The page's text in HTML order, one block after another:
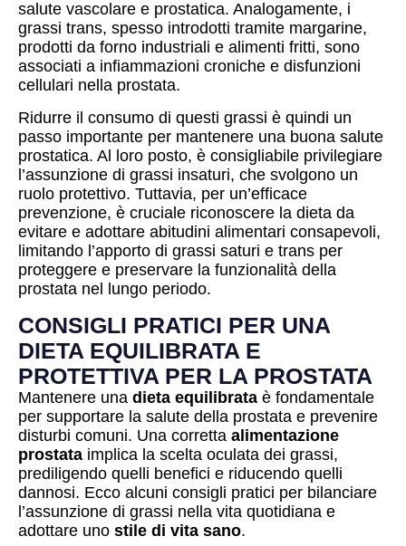
salute vascolare e prostatica. Analogamente, i
grassi trans, spesso introdotti tramite margarine,
prodotti da forno industriali e alimenti fritti, sono
associati a infiammazioni croniche e disfunzioni
cellulari nella prostata.
Ridurre il consumo di questi grassi è quindi un
passo importante per mantenere una buona salute
prostatica. Al loro posto, è consigliabile privilegiare
l’assunzione di grassi insaturi, che svolgono un
ruolo protettivo. Tuttavia, per un’efficace
prevenzione, è cruciale riconoscere la dieta da
evitare e adottare abitudini alimentari consapevoli,
limitando l’apporto di grassi saturi e trans per
proteggere e preservare la funzionalità della
prostata nel lungo periodo.
CONSIGLI PRATICI PER UNA
DIETA EQUILIBRATA E
PROTETTIVA PER LA PROSTATA
Mantenere una dieta equilibrata è fondamentale
per supportare la salute della prostata e prevenire
disturbi comuni. Una corretta alimentazione
prostata implica la scelta oculata dei grassi,
prediligendo quelli benefici e riducendo quelli
dannosi. Ecco alcuni consigli pratici per bilanciare
l’assunzione di grassi nella vita quotidiana e
adottare uno stile di vita sano.